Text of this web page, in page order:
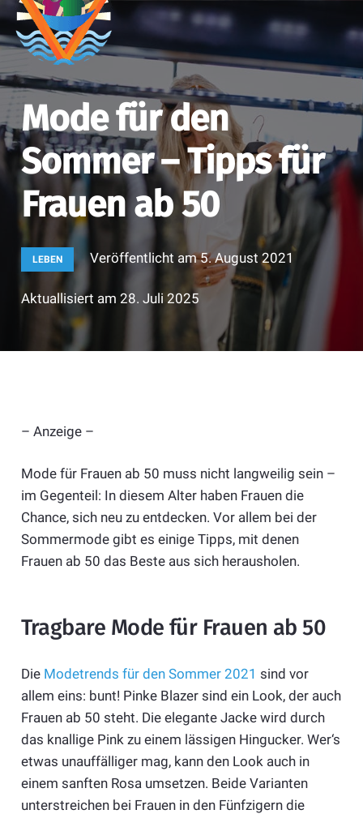
Mode für den
Sommer – Tipps für
Frauen ab 50
LEBEN Veröffentlicht am5. August 2021
Aktuallisiert am 28. Juli 2025
– Anzeige –
Mode für Frauen ab 50 muss nicht langweilig sein –
im Gegenteil: In diesem Alter haben Frauen die
Chance, sich neu zu entdecken. Vor allem bei der
Sommermode gibt es einige Tipps, mit denen
Frauen ab 50 das Beste aus sich herausholen.
Tragbare Mode für Frauen ab 50
Die Modetrends für den Sommer 2021 sind vor
allem eins: bunt! Pinke Blazer sind ein Look, der auch
Frauen ab 50 steht. Die elegante Jacke wird durch
das knallige Pink zu einem lässigen Hingucker. Wer‘s
etwas unauffälliger mag, kann den Look auch in
einem sanften Rosa umsetzen. Beide Varianten
unterstreichen bei Frauen in den Fünfzigern die